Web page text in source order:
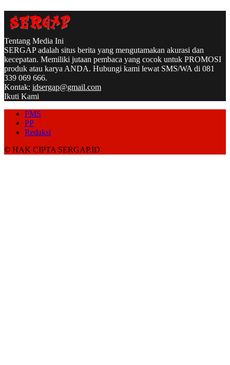
Tentang Media Ini
SERGAP adalah situs berita yang mengutamakan akurasi dan
kecepatan. Memiliki jutaan pembaca yang cocok untuk PROMOSI
produk atau karya ANDA. Hubungi kami lewat SMS/WA di 081
339 069 666.
Kontak: idsergap@gmail.com
Ikuti Kami
PMS
PP
Redaksi
© HAK CIPTA SERGAP.ID